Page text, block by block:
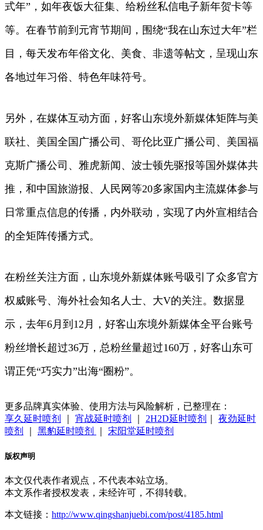
式年”，如年夜饭大征集、给粉丝私信电子新年贺卡等
等。在春节前到元宵节期间，围绕“我在山东过大年”栏
目，每天发布年俗文化、美食、非遗等帖文，呈现山东
各地过年习俗、特色年味符号。
另外，在媒体互动方面，好客山东境外新媒体矩阵与美
联社、美国全国广播公司、哥伦比亚广播公司、美国福
克斯广播公司、雅虎新闻、波士顿先驱报等国外媒体共
推，和中国旅游报、人民网等20多家国内主流媒体参与
日常重点信息的传播，内外联动，实现了内外宣相结合
的全矩阵传播方式。
在粉丝关注方面，山东境外新媒体账号吸引了众多官方
权威账号、海外社会知名人士、大V的关注。数据显
示，去年6月到12月，好客山东境外新媒体全平台账号
粉丝增长超过36万，总粉丝量超过160万，好客山东可
谓正凭“巧实力”出海“圈粉”。
更多品牌真实体验、使用方法与风险解析，已整理在：
享久延时喷剂
宵战延时喷剂 2H2D延时喷剂
夜劲延时
喷剂
黑豹延时喷剂 宋阳堂延时喷剂
版权声明
本文仅代表作者观点，不代表本站立场。
本文系作者授权发表，未经许可，不得转载。
本文链接： http://www.qingshanjuebi.com/post/4185.html